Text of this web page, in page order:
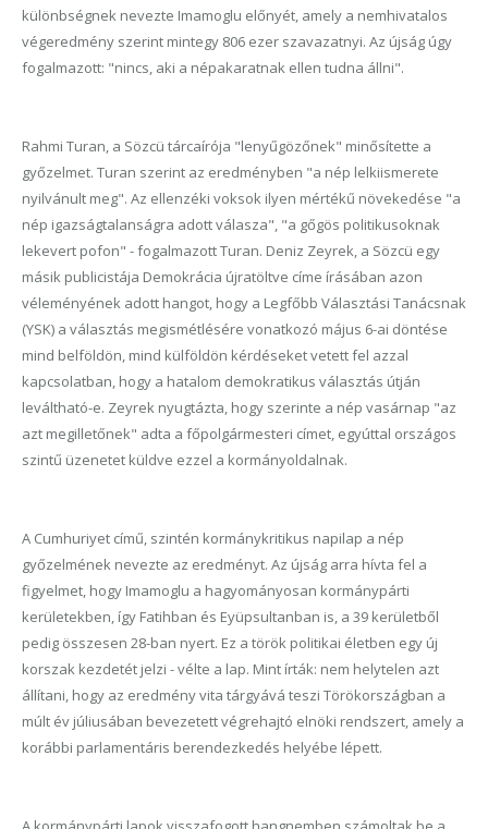
különbségnek nevezte Imamoglu előnyét, amely a nemhivatalos
végeredmény szerint mintegy 806 ezer szavazatnyi. Az újság úgy
fogalmazott: "nincs, aki a népakaratnak ellen tudna állni".
Rahmi Turan, a Sözcü tárcaírója "lenyűgözőnek" minősítette a
győzelmet. Turan szerint az eredményben "a nép lelkiismerete
nyilvánult meg". Az ellenzéki voksok ilyen mértékű növekedése "a
nép igazságtalanságra adott válasza", "a gőgös politikusoknak
lekevert pofon" - fogalmazott Turan. Deniz Zeyrek, a Sözcü egy
másik publicistája Demokrácia újratöltve címe írásában azon
véleményének adott hangot, hogy a Legfőbb Választási Tanácsnak
(YSK) a választás megismétlésére vonatkozó május 6-ai döntése
mind belföldön, mind külföldön kérdéseket vetett fel azzal
kapcsolatban, hogy a hatalom demokratikus választás útján
leváltható-e. Zeyrek nyugtázta, hogy szerinte a nép vasárnap "az
azt megilletőnek" adta a főpolgármesteri címet, egyúttal országos
szintű üzenetet küldve ezzel a kormányoldalnak.
A Cumhuriyet című, szintén kormánykritikus napilap a nép
győzelmének nevezte az eredményt. Az újság arra hívta fel a
figyelmet, hogy Imamoglu a hagyományosan kormánypárti
kerületekben, így Fatihban és Eyüpsultanban is, a 39 kerületből
pedig összesen 28-ban nyert. Ez a török politikai életben egy új
korszak kezdetét jelzi - vélte a lap. Mint írták: nem helytelen azt
állítani, hogy az eredmény vita tárgyává teszi Törökországban a
múlt év júliusában bevezetett végrehajtó elnöki rendszert, amely a
korábbi parlamentáris berendezkedés helyébe lépett.